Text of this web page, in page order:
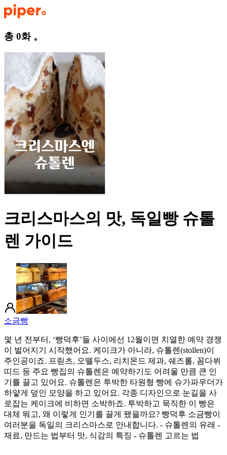
총 0화 。
크리스마스의 맛, 독일빵 슈톨
렌 가이드
소금빵
몇 년 전부터, ‘빵덕후’들 사이에선 12월이면 치열한 예약 경쟁
이 벌어지기 시작했어요. 케이크가 아니라, 슈톨렌(stollen)이
주인공이죠. 프릳츠, 오뗄두스, 리치몬드 제과, 쉐즈롤, 꼼다뷔
띠드 등 주요 빵집의 슈톨렌은 예약하기도 어려울 만큼 큰 인
기를 끌고 있어요. 슈톨렌은 투박한 타원형 빵에 슈가파우더가
하얗게 덮인 모양을 하고 있어요. 각종 디자인으로 눈길을 사
로잡는 케이크에 비하면 소박하죠. 투박하고 묵직한 이 빵은
대체 뭐고, 왜 이렇게 인기를 끌게 됐을까요? 빵덕후 소금빵이
여러분을 독일의 크리스마스로 안내합니다. - 슈톨렌의 유래 -
재료, 만드는 법부터 맛, 식감의 특징 - 슈톨렌 고르는 법